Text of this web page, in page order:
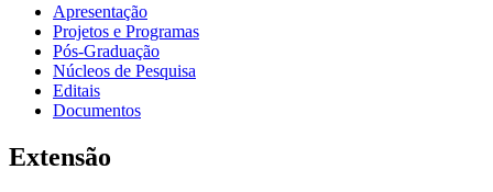
Apresentação
Projetos e Programas
Pós-Graduação
Núcleos de Pesquisa
Editais
Documentos
Extensão